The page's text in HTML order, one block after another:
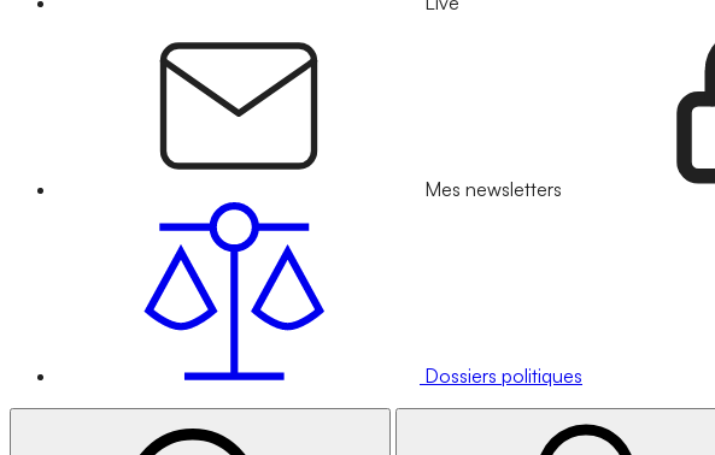
Mes newsletters
Dossiers politiques